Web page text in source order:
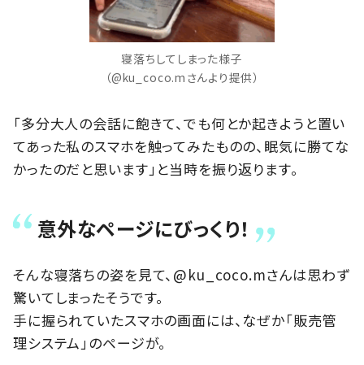
寝落ちしてしまった様子
（@ku_coco.mさんより提供）
「多分大人の会話に飽きて、でも何とか起きようと置い
てあった私のスマホを触ってみたものの、眠気に勝てな
かったのだと思います」と当時を振り返ります。
意外なページにびっくり！
そんな寝落ちの姿を見て、@ku_coco.mさんは思わず
驚いてしまったそうです。
手に握られていたスマホの画面には、なぜか「販売管
理システム」のページが。